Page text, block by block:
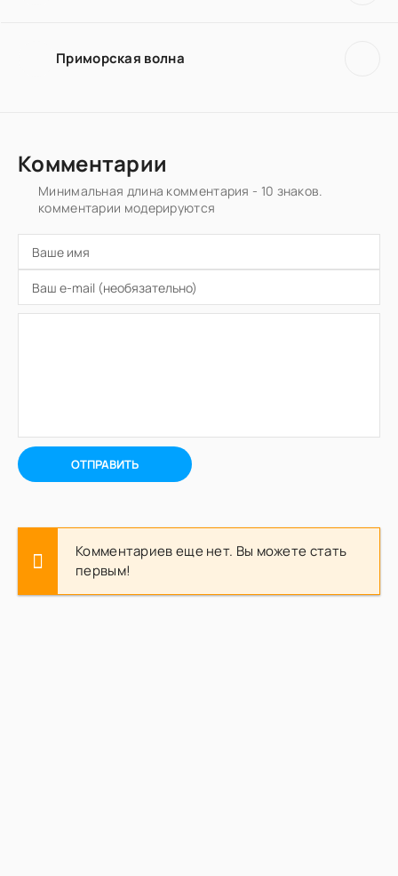
Приморская волна
Комментарии
Минимальная длина комментария - 10 знаков.
комментарии модерируются
ОТПРАВИТЬ
Комментариев еще нет. Вы можете стать
первым!